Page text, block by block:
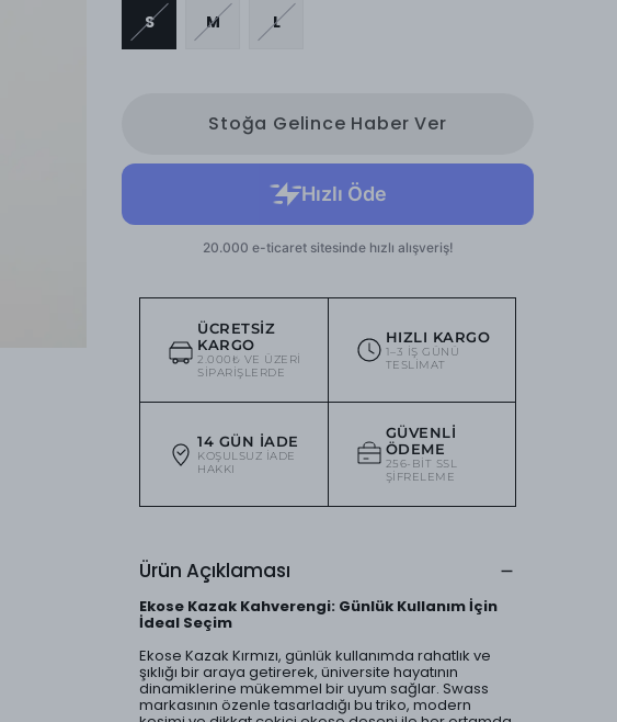
S M L
Stoğa Gelince Haber Ver
ÜCRETSIZ
KARGO
2.000₺ VE ÜZERI
SIPARIŞLERDE
HIZLI KARGO
1–3 IŞ GÜNÜ
TESLIMAT
14 GÜN İADE
KOŞULSUZ IADE
HAKKI
GÜVENLI
ÖDEME
256-BIT SSL
ŞIFRELEME
Ürün Açıklaması
Ekose Kazak Kahverengi: Günlük Kullanım İçin
İdeal Seçim
Ekose Kazak Kırmızı, günlük kullanımda rahatlık ve
şıklığı bir araya getirerek, üniversite hayatının
dinamiklerine mükemmel bir uyum sağlar. Swass
markasının özenle tasarladığı bu triko, modern